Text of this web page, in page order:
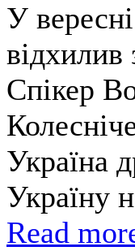
У
Спікер
Україна
Україну
Read